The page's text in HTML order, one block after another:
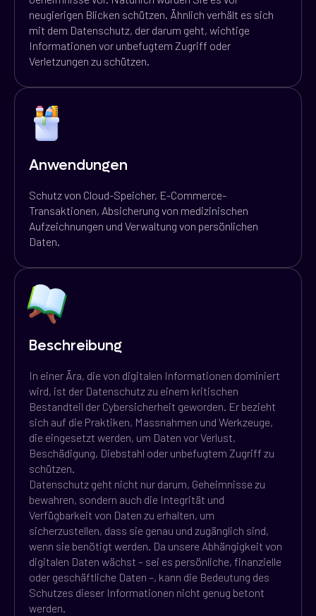
neugierigen Blicken schützen. Ähnlich verhält es sich
mit dem Datenschutz, der darum geht, wichtige
Informationen vor unbefugtem Zugriff oder
Verletzungen zu schützen.
Anwendungen
Schutz von Cloud-Speicher, E-Commerce-
Transaktionen, Absicherung von medizinischen
Aufzeichnungen und Verwaltung von persönlichen
Daten.
Beschreibung
In einer Ära, die von digitalen Informationen dominiert
wird, ist der Datenschutz zu einem kritischen
Bestandteil der Cybersicherheit geworden. Er bezieht
sich auf die Praktiken, Massnahmen und Werkzeuge,
die eingesetzt werden, um Daten vor Verlust,
Beschädigung, Diebstahl oder unbefugtem Zugriff zu
schützen.
Datenschutz geht nicht nur darum, Geheimnisse zu
bewahren, sondern auch die Integrität und
Verfügbarkeit von Daten zu erhalten, um
sicherzustellen, dass sie genau und zugänglich sind,
wenn sie benötigt werden. Da unsere Abhängigkeit von
digitalen Daten wächst – sei es persönliche, finanzielle
oder geschäftliche Daten –, kann die Bedeutung des
Schutzes dieser Informationen nicht genug betont
werden.